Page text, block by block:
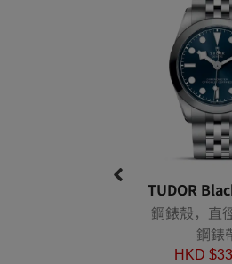
TUDOR
鋼錶殼，直
鋼錶
HKD $